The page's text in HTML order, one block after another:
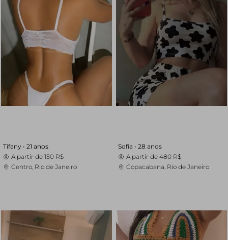
Tifany • 21 anos
A partir de 150 R$
Centro, Rio de Janeiro
Sofia • 28 anos
A partir de 480 R$
Copacabana, Rio de Janeiro